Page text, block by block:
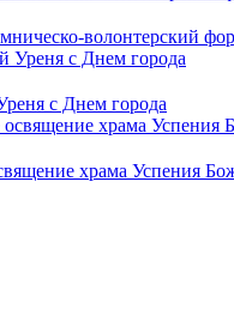
волонтерский
с Днем города
храма Успения